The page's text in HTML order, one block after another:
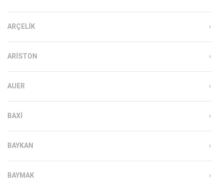
ARÇELIK
ARISTON
AUER
BAXI
BAYKAN
BAYMAK